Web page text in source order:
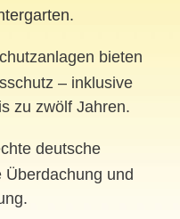
.
bieten
– inklusive
zu zwölf Jahren.
deutsche
Überdachung und